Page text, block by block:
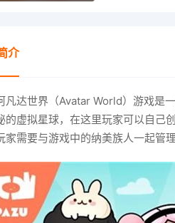
介
凡达世界（Avatar World）游戏是
的虚拟星球，在这里玩家可以自己
家需要与游戏中的纳美族人一起管